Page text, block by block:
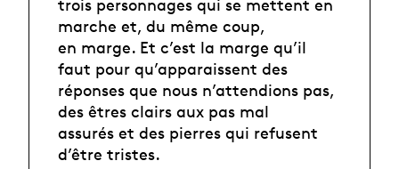
trois personnages qui se mettent en
marche et, du même coup,
en marge. Et c’est la marge qu’il
faut pour qu’apparaissent des
réponses que nous n’attendions pas,
des êtres clairs aux pas mal
assurés et des pierres qui refusent
d’être tristes.